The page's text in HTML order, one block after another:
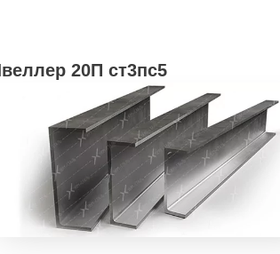
20П ст3пс5